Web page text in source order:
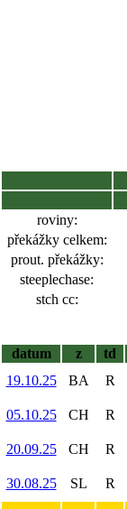
roviny:
překážky celkem:
prout. překážky:
steeplechase:
stch cc:
datum
z td
19.10.25
BA R
05.10.25 CH R
20.09.25 CH R
30.08.25 SL R